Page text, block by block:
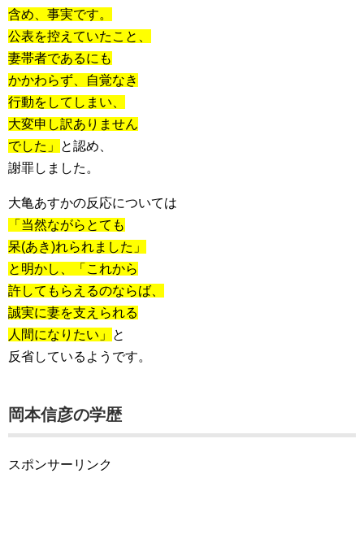
含め、事実です。
公表を控えていたこと、
妻帯者であるにも
かかわらず、自覚なき
行動をしてしまい、
大変申し訳ありません
でした」
と認め、
謝罪しました。
大亀あすかの反応については
「当然ながらとても
呆(あき)れられました」
と明かし、「これから
許してもらえるのならば、
誠実に妻を支えられる
人間になりたい」
と
反省しているようです。
岡本信彦の学歴
スポンサーリンク